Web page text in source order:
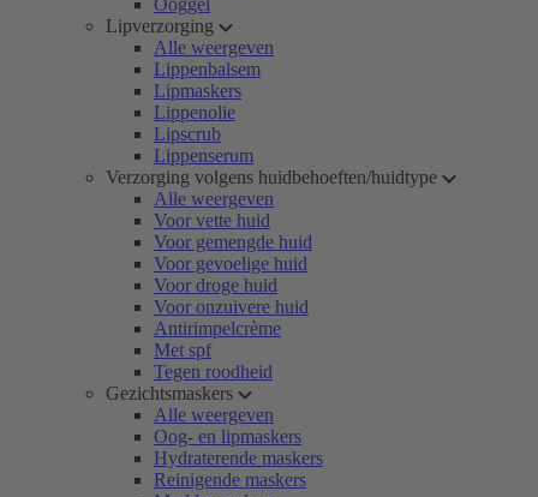
Ooggel
Lipverzorging
Alle weergeven
Lippenbalsem
Lipmaskers
Lippenolie
Lipscrub
Lippenserum
Verzorging volgens huidbehoeften/huidtype
Alle weergeven
Voor vette huid
Voor gemengde huid
Voor gevoelige huid
Voor droge huid
Voor onzuivere huid
Antirimpelcrème
Met spf
Tegen roodheid
Gezichtsmaskers
Alle weergeven
Oog- en lipmaskers
Hydraterende maskers
Reinigende maskers